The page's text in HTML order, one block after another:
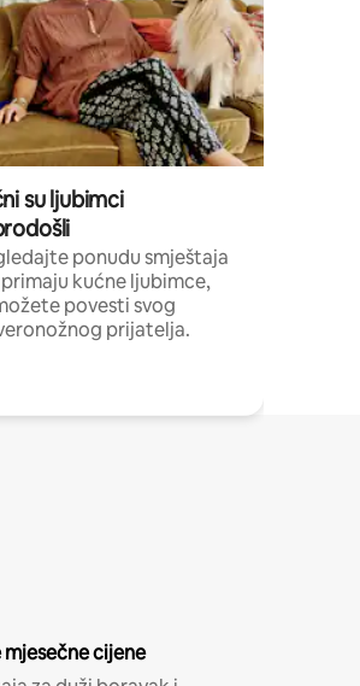
su ljubimci
ponudu smještaja
kućne ljubimce,
povesti svog
prijatelja.
cijene